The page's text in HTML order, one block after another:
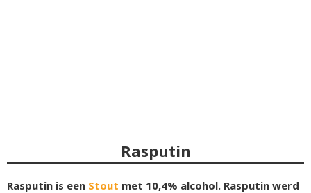
Rasputin
Rasputin is een Stout met 10,4% alcohol. Rasputin werd